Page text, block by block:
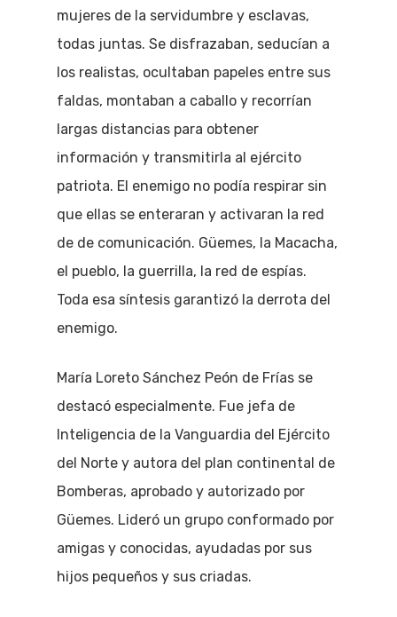
mujeres de la servidumbre y esclavas,
todas juntas. Se disfrazaban, seducían a
los realistas, ocultaban papeles entre sus
faldas, montaban a caballo y recorrían
largas distancias para obtener
información y transmitirla al ejército
patriota. El enemigo no podía respirar sin
que ellas se enteraran y activaran la red
de de comunicación. Güemes, la Macacha,
el pueblo, la guerrilla, la red de espías.
Toda esa síntesis garantizó la derrota del
enemigo.
María Loreto Sánchez Peón de Frías se
destacó especialmente. Fue jefa de
Inteligencia de la Vanguardia del Ejército
del Norte y autora del plan continental de
Bomberas, aprobado y autorizado por
Güemes. Lideró un grupo conformado por
amigas y conocidas, ayudadas por sus
hijos pequeños y sus criadas.